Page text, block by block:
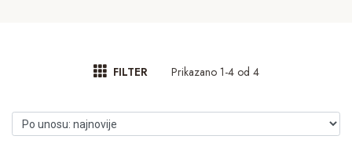
FILTER Prikazano 1-4 od 4